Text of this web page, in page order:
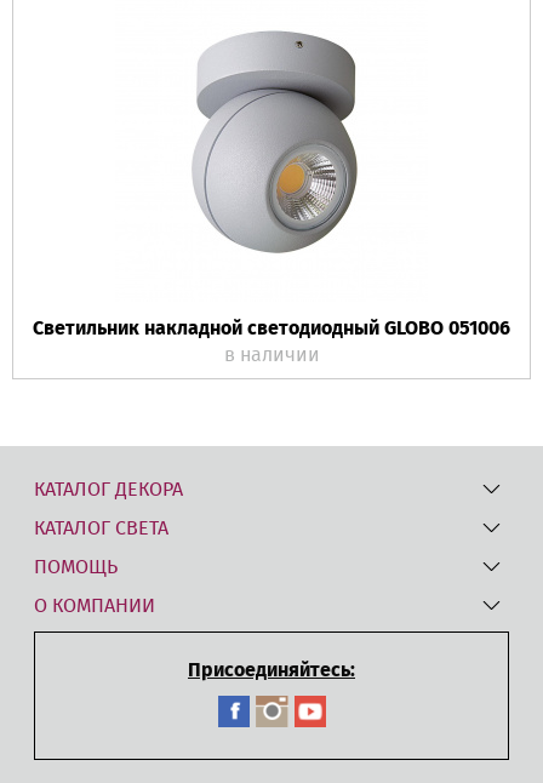
Светильник накладной светодиодный GLOBO 051006
в наличии
КАТАЛОГ ДЕКОРА
КАТАЛОГ СВЕТА
ПОМОЩЬ
О КОМПАНИИ
Присоединяйтесь: